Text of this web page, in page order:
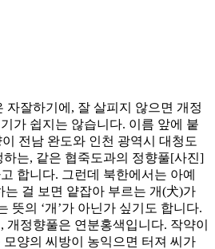
자잘하기에, 잘 살피지 않으면 개정
가 쉽지는 않습니다. 이름 앞에 붙
이 전남 완도와 인천 광역시 대청도
는, 같은 협죽도과의 정향풀[사진]
합니다. 그런데 북한에서는 아예
는 걸 보면 얕잡아 부르는 개(犬)가
뜻의 ‘개’가 아닌가 싶기도 합니다.
개정향풀은 연분홍색입니다. 작약이
양의 씨방이 농익으면 터져 씨가